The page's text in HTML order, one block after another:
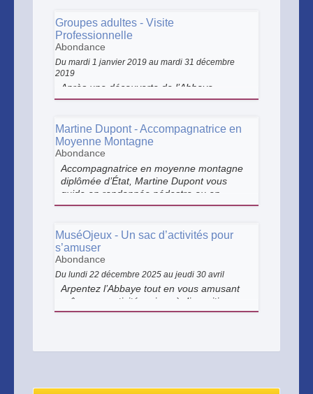
Groupes adultes - Visite
Professionnelle
Abondance
Du mardi 1 janvier 2019 au mardi 31 décembre
2019
Après une découverte de l’Abbaye
d’Abondance, plongez dans l’univers des
de la gestion d’un site culturel. Nos
médiatrices vous accueillent et s’adaptent
à vos attentes selon les spécificités de
chaque groupe.
Martine Dupont - Accompagnatrice en
Moyenne Montagne
Abondance
Accompagnatrice en moyenne montagne
diplômée d’État, Martine Dupont vous
guide en randonnée pédestre ou en
raquettes, à la découverte de la faune, de
de sorties conviviales et thématiques.
MuséOjeux - Un sac d’activités pour
s’amuser
Abondance
Du lundi 22 décembre 2025 au jeudi 30 avril
Arpentez l’Abbaye tout en vous amusant
grâce aux activités mises à disposition
dans le sac MuséOjeux : observation,